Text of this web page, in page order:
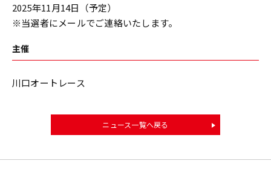
2025年11月14日（予定）
※当選者にメールでご連絡いたします。
主催
川口オートレース
ニュース一覧へ戻る